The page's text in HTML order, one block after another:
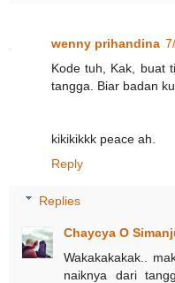
wenny prihandina
Kode tuh, Kak, buat
tangga. Biar badan
kikikikkk peace ah.
Reply
Replies
Chaycya O
Wakakakakak..
naiknya dari